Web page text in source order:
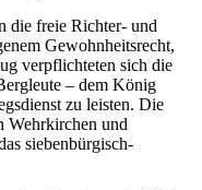
die freie Richter- und
Gewohnheitsrecht,
verpflichteten sich die
– dem König
zu leisten. Die
Wehrkirchen und
siebenbürgisch-